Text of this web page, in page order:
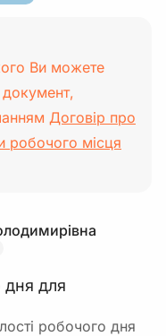
Ви можете
Договір про
робочого місця
дня для
робочого дня